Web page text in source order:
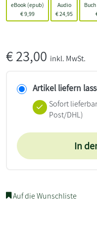
eBook (epub)
€9,99
Audio
€24,95
€23,00 inkl. MwSt.
Artikel liefern
Sofort lieferbar
Post/DHL)
In
Auf die Wunschliste